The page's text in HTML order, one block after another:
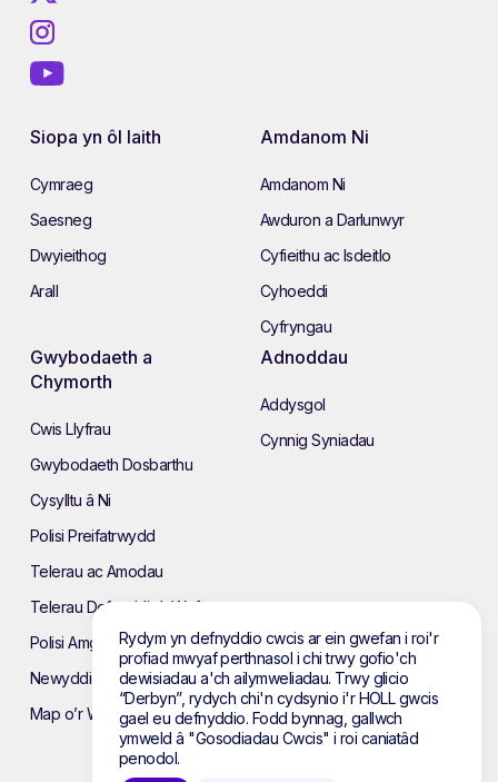
Siopa yn ôl Iaith
Cymraeg
Saesneg
Dwyieithog
Arall
Amdanom Ni
Amdanom Ni
Awduron a Darlunwyr
Cyfieithu ac Isdeitlo
Cyhoeddi
Cyfryngau
Gwybodaeth a
Chymorth
Cwis Llyfrau
Gwybodaeth Dosbarthu
Cysylltu â Ni
Polisi Preifatrwydd
Telerau ac Amodau
Telerau Defnyddio’r Wefan
Polisi Amgylcheddol
Newyddion
Map o’r Wefan
Adnoddau
Addysgol
Cynnig Syniadau
Rydym yn defnyddio cwcis ar ein gwefan i roi'r
profiad mwyaf perthnasol i chi trwy gofio'ch
dewisiadau a'ch ailymweliadau. Trwy glicio
“Derbyn”, rydych chi'n cydsynio i'r HOLL gwcis
gael eu defnyddio. Fodd bynnag, gallwch
ymweld â "Gosodiadau Cwcis" i roi caniatâd
penodol.